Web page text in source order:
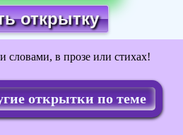
открытку
словами, в прозе или стихах!
открытки по теме